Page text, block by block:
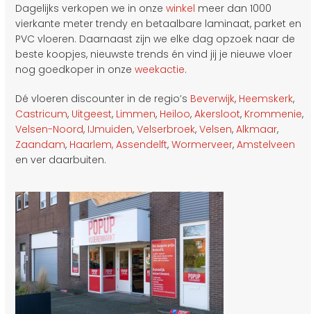
Dagelijks verkopen we in onzewinkel meer dan 1000
vierkante meter trendy en betaalbare laminaat, parket en
PVC vloeren. Daarnaast zijn we elke dag opzoek naar de
beste koopjes, nieuwste trends én vind jij je nieuwe vloer
nog goedkoper in onzeweekactie.
Dé vloeren discounter in de regio’s Beverwijk, Heemskerk,
Castricum, Uitgeest, Limmen, Heiloo,Akersloot, Krommenie,
Velsen-Noord, IJmuiden,Velserbroek,Velsen,Alkmaar,
Zaandam, Haarlem, Assendelft,Wormerveer,Amstelveen
en ver daarbuiten.